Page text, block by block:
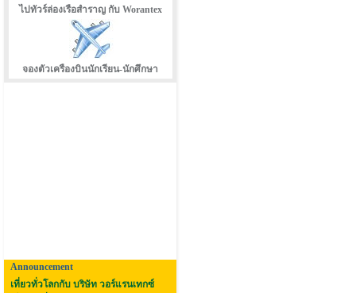
ไปทัวร์ล่องเรือสำราญ กับ Worantex
จองตัวเครืองบินนักเรียน-นักศึกษา
Announcement
เที่ยวทั่วโลกกับ บริษัท วอร์แรนเทกซ์